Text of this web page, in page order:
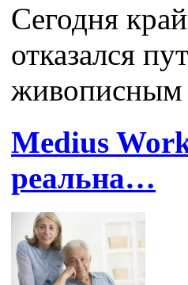
Сегодня
отказался
живописным
Medius
реальна…